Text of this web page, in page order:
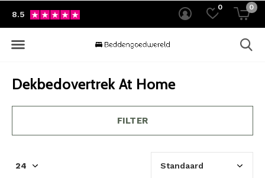
0 0
8.5
Dekbedovertrek At Home
FILTER